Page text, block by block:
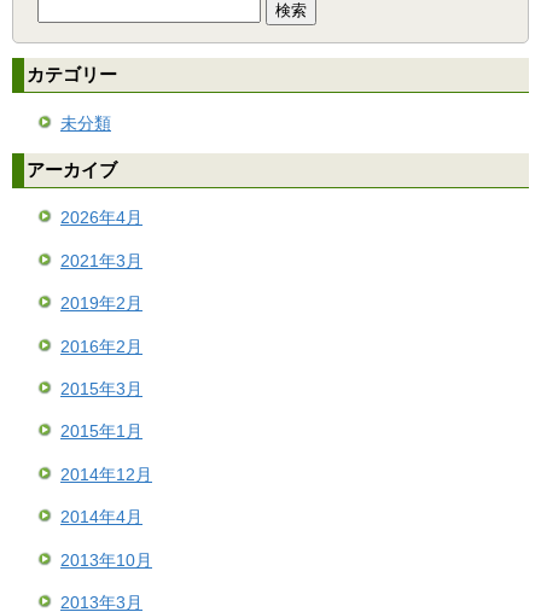
カテゴリー
未分類
アーカイブ
2026年4月
2021年3月
2019年2月
2016年2月
2015年3月
2015年1月
2014年12月
2014年4月
2013年10月
2013年3月